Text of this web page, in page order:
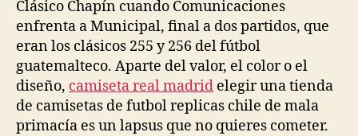
Clásico Chapín cuando Comunicaciones
enfrenta a Municipal, final a dos partidos, que
eran los clásicos 255 y 256 del fútbol
guatemalteco. Aparte del valor, el color o el
diseño, camiseta real madrid elegir una tienda
de camisetas de futbol replicas chile de mala
primacía es un lapsus que no quieres cometer.